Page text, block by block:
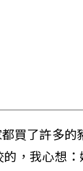
買了許多
，我心想